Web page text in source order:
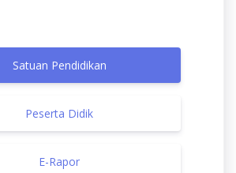
Satuan Pendidikan
Peserta Didik
E-Rapor